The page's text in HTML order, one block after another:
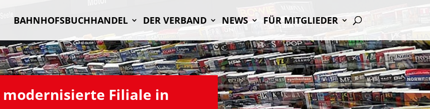
BAHN­HOFS­BUCH­HAN­DEL DER VER­BAND NEWS FÜR MIT­GLIE­DER
Filiale in